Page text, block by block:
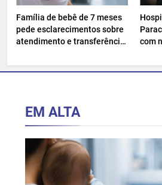
Família de bebê de 7 meses
pede esclarecimentos sobre
atendimento e transferência
com
EM ALTA